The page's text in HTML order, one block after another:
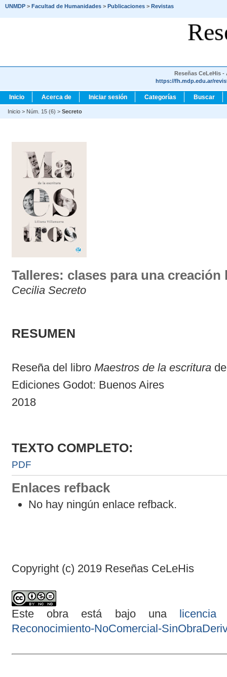
UNMDP > Facultad de Humanidades > Publicaciones > Revistas
Reseñas CeLeHis
https://fh.mdp.edu.ar/
Inicio Acerca de Iniciar sesión Categorías Buscar
Inicio > Núm. 15 (6) > Secreto
Talleres: clases para una creación
Cecilia Secreto
RESUMEN
Reseña del libro Maestros de la escriturade
Ediciones Godot: Buenos Aires
2018
TEXTO COMPLETO:
PDF
Enlaces refback
No hay ningún enlace refback.
Copyright (c) 2019 Reseñas CeLeHis
Este obra está bajo una licencia
Reconocimiento-NoComercial-